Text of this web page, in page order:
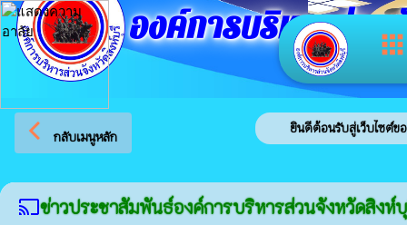
apps
องค์การบริหารส่วน
arrow_back_ios กลับเมนูหลัก
ยินดีต้อนรับสู่เว็บไซต์ของ องค์กา
castข่าวประชาสัมพันธ์องค์การบริหารส่วนจังหวัดสิงห์